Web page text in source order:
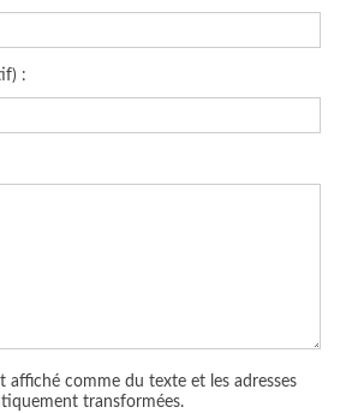
:
affiché comme du texte et les adresses
transformées.